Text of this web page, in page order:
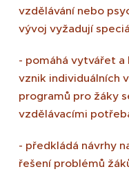
vzdělávání nebo
vývoj vyžadují
- pomáhá vytvářet a
vznik individuálních
programů pro žáky
vzdělávacími
- předkládá návrhy
řešení problémů